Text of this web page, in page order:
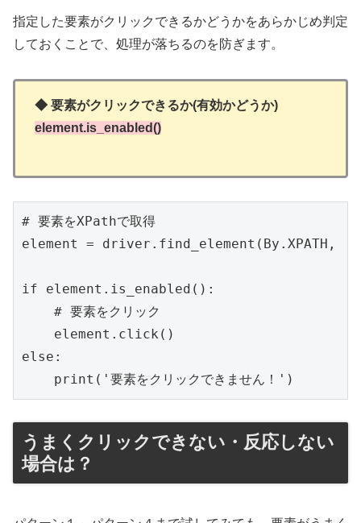
指定した要素がクリックできるかどうかをあらかじめ判定
しておくことで、処理が落ちるのを防ぎます。
◆ 要素がクリックできるか(有効かどうか)
element.is_enabled()
# 要素をXPathで取得
element =
if element.is_enabled():
    # 要素をクリック
    element.click()
else:
    print('要素をクリックできません！')
うまくクリックできない・反応しない
場合は？